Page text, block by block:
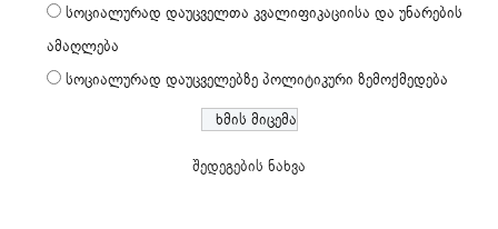
სოციალურად დაუცველთა კვალიფიკაციისა და უნარების
ამაღლება
სოციალურად დაუცველებზე პოლიტიკური ზემოქმედება
შედეგების ნახვა